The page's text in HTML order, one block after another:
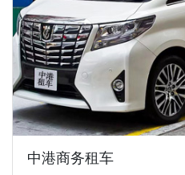
中港商务租车